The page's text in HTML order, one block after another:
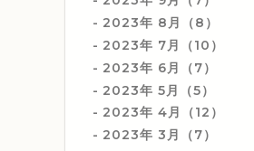
2023年 8月（8）
2023年 7月（10）
2023年 6月（7）
2023年 5月（5）
2023年 4月（12）
2023年 3月（7）